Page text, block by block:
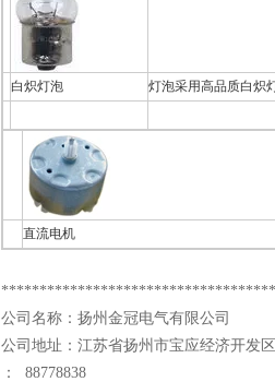
白炽灯泡 灯泡采用高品质白炽
直流电机
公司名称：扬州金冠电气有限公司
公司地址：江苏省扬州市宝应经济开发区
： 88778838